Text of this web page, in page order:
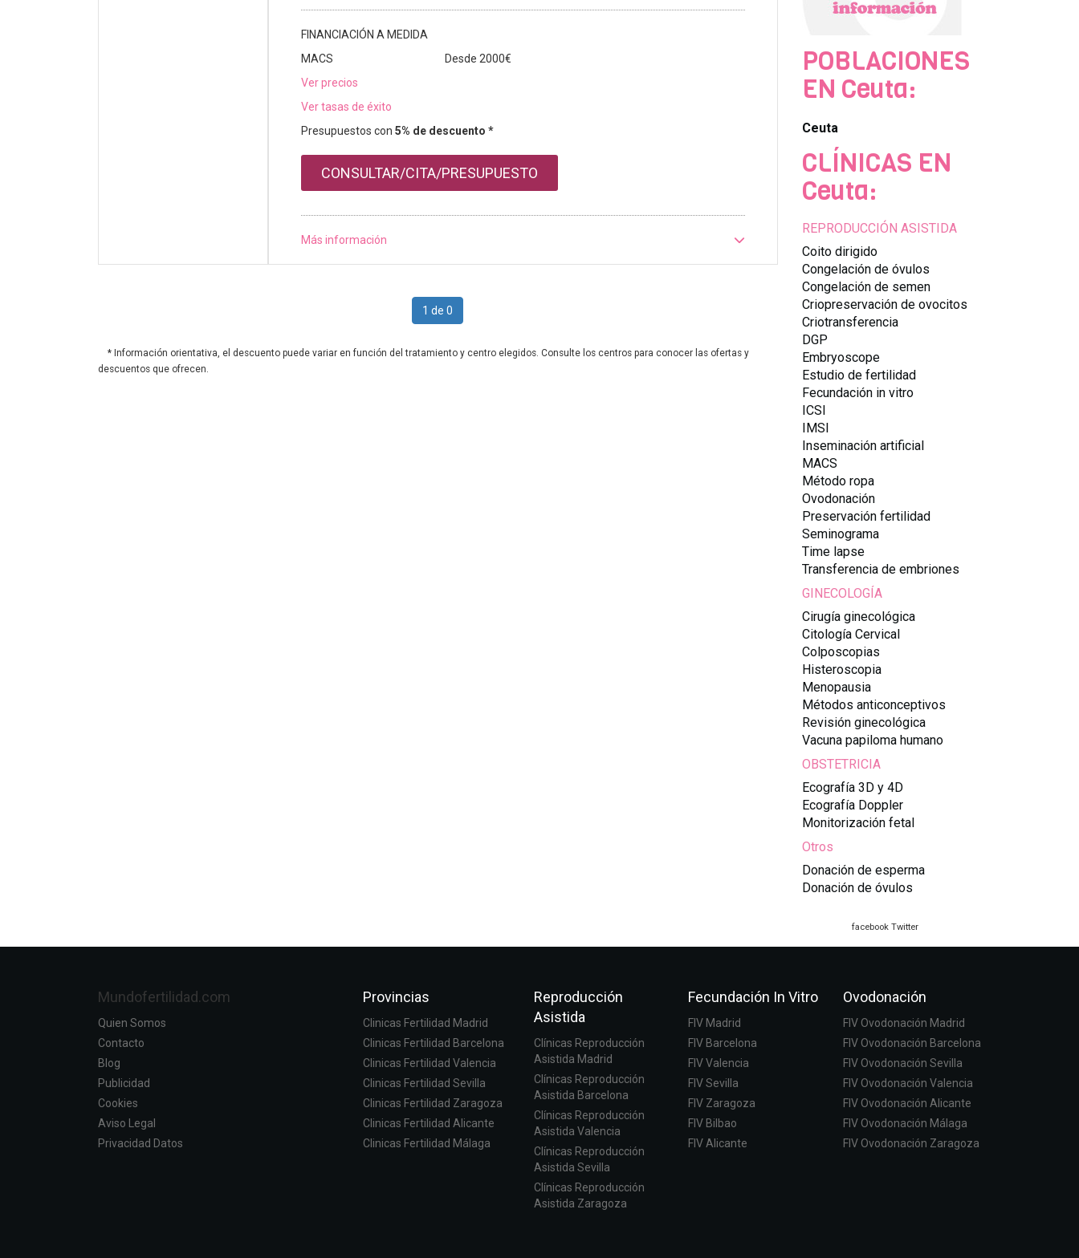
FINANCIACIÓN A MEDIDA
MACS
Desde 2000€
Ver precios
Ver tasas de éxito
Presupuestos con 5% de descuento *
CONSULTAR/CITA/PRESUPUESTO
Más información
1 de 0
* Información orientativa, el descuento puede variar en función del tratamiento y centro elegidos. Consulte los centros para conocer las ofertas y
descuentos que ofrecen.
POBLACIONES
EN Ceuta:
Ceuta
CLÍNICAS EN
Ceuta:
REPRODUCCIÓN ASISTIDA
Coito dirigido
Congelación de óvulos
Congelación de semen
Criopreservación de ovocitos
Criotransferencia
DGP
Embryoscope
Estudio de fertilidad
Fecundación in vitro
ICSI
IMSI
Inseminación artificial
MACS
Método ropa
Ovodonación
Preservación fertilidad
Seminograma
Time lapse
Transferencia de embriones
GINECOLOGÍA
Cirugía ginecológica
Citología Cervical
Colposcopias
Histeroscopia
Menopausia
Métodos anticonceptivos
Revisión ginecológica
Vacuna papiloma humano
OBSTETRICIA
Ecografía 3D y 4D
Ecografía Doppler
Monitorización fetal
Otros
Donación de esperma
Donación de óvulos
facebook Twitter
Mundofertilidad.com
Quien Somos
Contacto
Blog
Publicidad
Cookies
Aviso Legal
Privacidad Datos
Provincias
Clinicas Fertilidad Madrid
Clinicas Fertilidad Barcelona
Clinicas Fertilidad Valencia
Clinicas Fertilidad Sevilla
Clinicas Fertilidad Zaragoza
Clinicas Fertilidad Alicante
Clinicas Fertilidad Málaga
Reproducción
Asistida
Clínicas Reproducción
Asistida Madrid
Clínicas Reproducción
Asistida Barcelona
Clínicas Reproducción
Asistida Valencia
Clínicas Reproducción
Asistida Sevilla
Clínicas Reproducción
Asistida Zaragoza
Fecundación In Vitro
FIV Madrid
FIV Barcelona
FIV Valencia
FIV Sevilla
FIV Zaragoza
FIV Bilbao
FIV Alicante
Ovodonación
FIV Ovodonación Madrid
FIV Ovodonación Barcelona
FIV Ovodonación Sevilla
FIV Ovodonación Valencia
FIV Ovodonación Alicante
FIV Ovodonación Málaga
FIV Ovodonación Zaragoza